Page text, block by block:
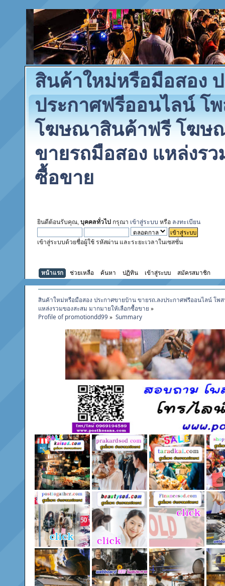
สินค้าใหม่หรือมือสอง
ประกาศฟรีออนไลน์ โ
โฆษณาสินค้าฟรี โฆษ
ขายรถมือสอง แหล่งร
ซื้อขาย
ยินดีต้อนรับคุณ, บุคคลทั่วไป กรุณา เข้าสู่ระบบ หรือ ลงทะเบียน
เข้าสู่ระบบด้วยชื่อผู้ใช้ รหัสผ่าน และระยะเวลาในเซสชั่น
หน้าแรก ช่วยเหลือ ค้นหา ปฏิทิน เข้าสู่ระบบ สมัครสมาชิก
สินค้าใหม่หรือมือสอง ประกาศขายบ้าน ขายรถ.ลงประกาศฟรีออนไลน์
แหล่งรวมของสะสม มากมายให้เลือกซื้อขาย »
Profile of promotiondd99 » Summary